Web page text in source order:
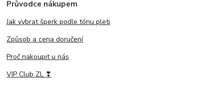
Průvodce nákupem
Jak vybrat šperk podle tónu pleti
Způsob a cena doručení
Proč nakoupit u nás
VIP Club ZL ❣